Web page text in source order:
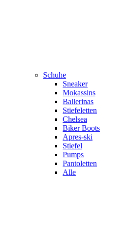
Schuhe
Sneaker
Mokassins
Ballerinas
Stiefeletten
Chelsea
Biker Boots
Apres-ski
Stiefel
Pumps
Pantoletten
Alle